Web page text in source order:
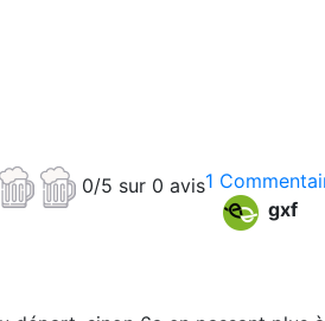
1
0/5 sur 0 avis
gxf